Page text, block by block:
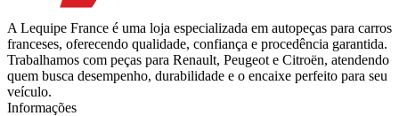
A Lequipe France é uma loja especializada em autopeças para carros
franceses, oferecendo qualidade, confiança e procedência garantida.
Trabalhamos com peças para Renault, Peugeot e Citroën, atendendo
quem busca desempenho, durabilidade e o encaixe perfeito para seu
veículo.
Informações